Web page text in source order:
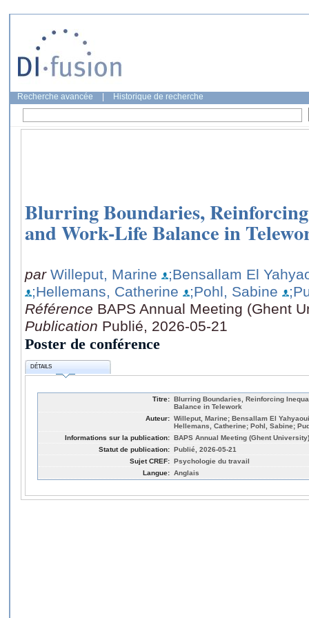
Recherche avancée Historique de recherche
Blurring Boundaries,
and Work-Life Balance in
par Willeput, Marine
;Bensallam El
;Hellemans, Catherine
;Pohl, Sabine
Référence BAPS Annual Meeting (Ghent
Publication Publié, 2026-05-21
Poster de conférence
DÉTAILS
Titre: Blurring Boundaries, Reinforcing
Balance in Telework
Auteur: Willeput, Marine; Bensallam El
Hellemans, Catherine; Pohl, Sabine;
Informations sur la publication: BAPS Annual Meeting (Ghent University)
Statut de publication: Publié, 2026-05-21
Sujet CREF: Psychologie du travail
Langue: Anglais